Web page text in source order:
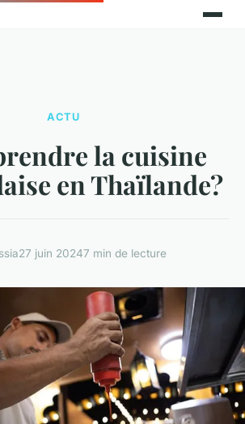
ACTU
la cuisine
en Thaïlande?
27 juin 20247 min de lecture